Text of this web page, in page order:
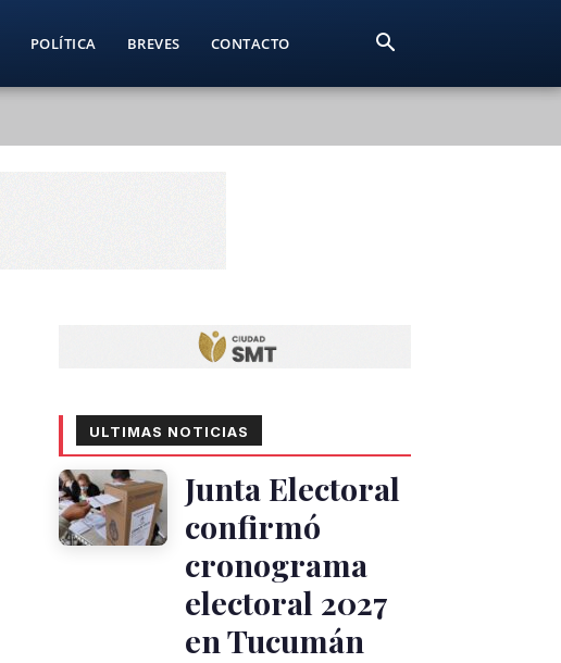
POLÍTICA BREVES CONTACTO
ULTIMAS NOTICIAS
Junta Electoral
confirmó
cronograma
electoral 2027
en Tucumán